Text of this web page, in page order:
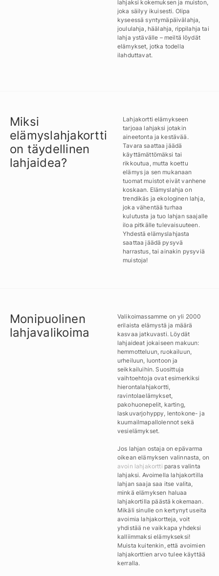
lahjaksi kokemuksen ja muiston,
joka säilyy ikuisesti. Olipa
kyseessä syntymäpäivälahja,
joululahja, häälahja, rippilahja tai
lahja ystävälle – meiltä löydät
elämykset, jotka todella
ilahduttavat.
Miksi
elämyslahjakortti
on täydellinen
lahjaidea?
Lahjakortti elämykseen
tarjoaa lahjaksi jotakin
aineetonta ja kestävää.
Tavara saattaa jäädä
käyttämättömäksi tai
rikkoutua, mutta koettu
elämys ja sen mukanaan
tuomat muistot eivät vanhene
koskaan. Elämyslahja on
trendikäs ja ekologinen lahja,
joka vähentää turhaa
kulutusta ja tuo lahjan saajalle
iloa pitkälle tulevaisuuteen.
Yhdestä elämyslahjasta
saattaa jäädä pysyvä
harrastus, tai ainakin pysyviä
muistoja!
Monipuolinen
lahjavalikoima
Valikoimassamme on yli 2000
erilaista elämystä ja määrä
kasvaa jatkuvasti. Löydät
lahjaideat jokaiseen makuun:
hemmotteluun, ruokailuun,
urheiluun, luontoon ja
seikkailuihin. Suosittuja
vaihtoehtoja ovat esimerkiksi
hierontalahjakortti,
ravintolaelämykset,
pakohuonepelit, karting,
laskuvarjohyppy, lentokone- ja
kuumailmapallolennot sekä
vesielämykset.
Jos lahjan ostaja on epävarma
oikean elämyksen valinnasta, on
avoin lahjakortti paras valinta
lahjaksi. Avoimella lahjakortilla
lahjan saaja saa itse valita,
minkä elämyksen haluaa
lahjakortilla päästä kokemaan.
Mikäli sinulle on kertynyt useita
avoimia lahjakortteja, voit
yhdistää ne vaikkapa yhdeksi
kalliimmaksi elämykseksi!
Muista kuitenkin, että avoimien
lahjakorttien arvo tulee käyttää
kerralla.